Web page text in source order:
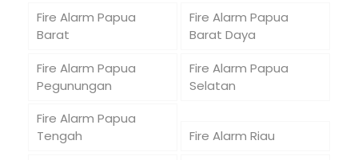
Fire Alarm Papua
Barat
Fire Alarm Papua
Barat Daya
Fire Alarm Papua
Pegunungan
Fire Alarm Papua
Selatan
Fire Alarm Papua
Tengah
Fire Alarm Riau